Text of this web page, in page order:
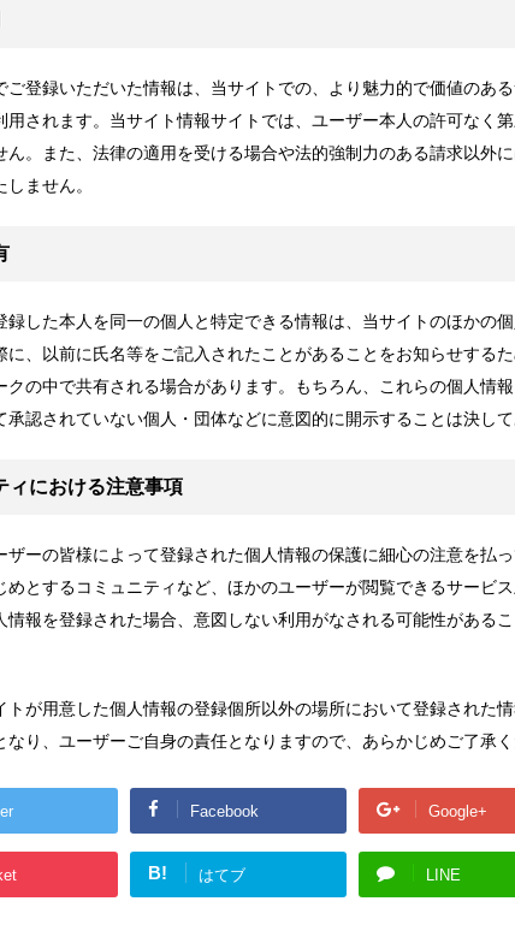
ご登録いただいた情報は、当サイトでの、より魅力的で価値のあ
用されます。当サイト情報サイトでは、ユーザー本人の許可なく
ん。また、法律の適用を受ける場合や法的強制力のある請求以外
ません。
録した本人を同一の個人と特定できる情報は、当サイトのほかの
に、以前に氏名等をご記入されたことがあることをお知らせする
クの中で共有される場合があります。もちろん、これらの個人情
承認されていない個人・団体などに意図的に開示することは決して
ィにおける注意事項
ザーの皆様によって登録された個人情報の保護に細心の注意を払
めとするコミュニティなど、ほかのユーザーが閲覧できるサービ
情報を登録された場合、意図しない利用がなされる可能性がある
トが用意した個人情報の登録個所以外の場所において登録された
なり、ユーザーご自身の責任となりますので、あらかじめご了承く
Facebook Google+
B! はてブ LINE